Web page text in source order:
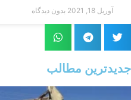
آوریل 18, 2021 بدون دیدگاه
جدیدترین مطالب